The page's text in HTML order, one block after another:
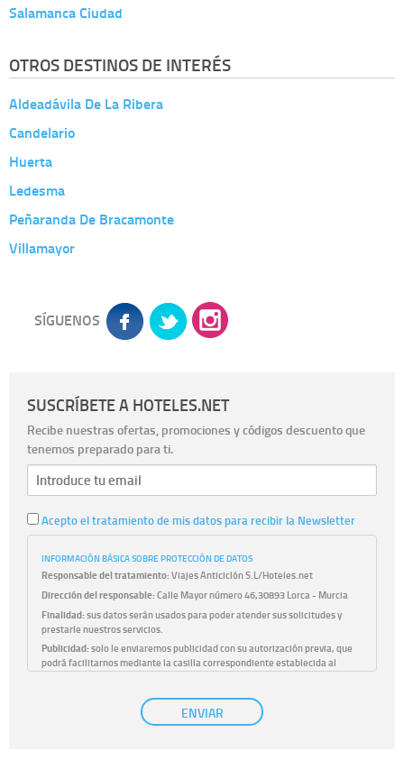
Salamanca Ciudad
OTROS DESTINOS DE INTERÉS
Aldeadávila De La Ribera
Candelario
Huerta
Ledesma
Peñaranda De Bracamonte
Villamayor
SÍGUENOS
SUSCRÍBETE A HOTELES.NET
Recibe nuestras ofertas, promociones y códigos descuento que
tenemos preparado para ti.
Acepto el tratamiento de mis datos para recibir la Newsletter
INFORMACIÓN BÁSICA SOBRE PROTECCIÓN DE DATOS
Responsable del tratamiento:Viajes Anticiclón S.L/Hoteles.net
Dirección del responsable:Calle Mayor número 46,30893 Lorca - Murcia
Finalidad:sus datos serán usados para poder atender sus solicitudes y
prestarle nuestros servicios.
Publicidad:solo le enviaremos publicidad con su autorización previa, que
podrá facilitarnos mediante la casilla correspondiente establecida al
únicamente trataremos sus datos con su consentimiento
previo, que podrá facilitarnos mediante la casilla correspondiente
ENVIAR